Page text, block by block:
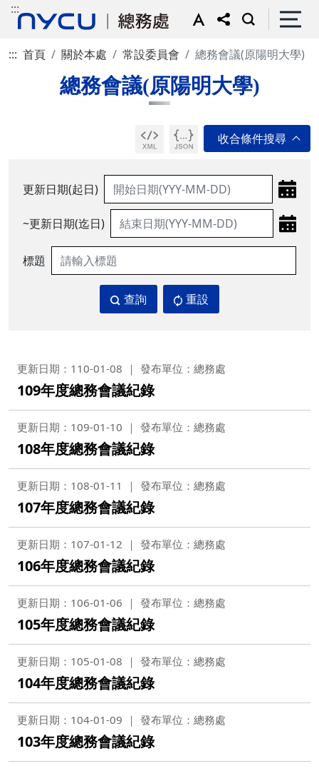
:::
::: 首頁 關於本處 常設委員會 總務會議(原陽明大學)
總務會議(原陽明大學)
更新日期(起日)
~更新日期(迄日)
標題
查詢 重設
更新日期：110-01-08 發布單位：總務處
109年度總務會議紀錄
更新日期：109-01-10 發布單位：總務處
108年度總務會議紀錄
更新日期：108-01-11 發布單位：總務處
107年度總務會議紀錄
更新日期：107-01-12 發布單位：總務處
106年度總務會議紀錄
更新日期：106-01-06 發布單位：總務處
105年度總務會議紀錄
更新日期：105-01-08 發布單位：總務處
104年度總務會議紀錄
更新日期：104-01-09 發布單位：總務處
103年度總務會議紀錄